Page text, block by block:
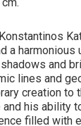
a
and
lines and
creation to
his ability
filled with